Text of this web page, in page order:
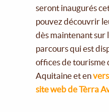
seront inaugurés
pouvez découvrir
dès maintenant sur
parcours qui est
offices de tourisme
Aquitaine et en
site web de Tèrra